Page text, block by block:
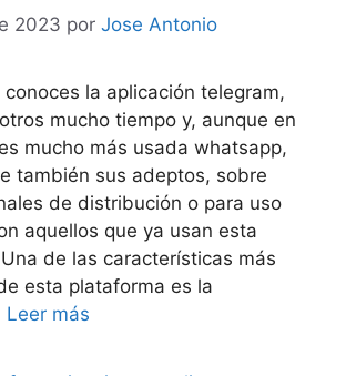
2023 por Jose Antonio
la aplicación telegram,
mucho tiempo y, aunque en
mucho más usada whatsapp,
también sus adeptos, sobre
de distribución o para uso
aquellos que ya usan esta
de las características más
esta plataforma es la
Leer más